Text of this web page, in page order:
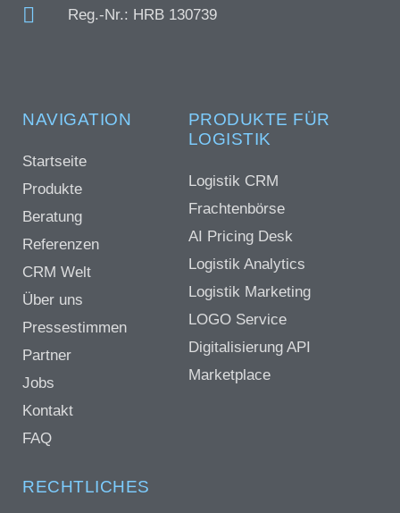
Reg.-Nr.: HRB 130739
NAVIGATION
Startseite
Produkte
Beratung
Referenzen
CRM Welt
Über uns
Pressestimmen
Partner
Jobs
Kontakt
FAQ
PRODUKTE FÜR
LOGISTIK
Logistik CRM
Frachtenbörse
AI Pricing Desk
Logistik Analytics
Logistik Marketing
LOGO Service
Digitalisierung API
Marketplace
RECHTLICHES